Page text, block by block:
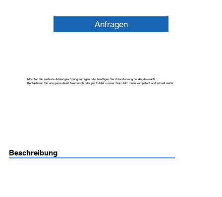
Anfragen
Möchten Sie mehrere Artikel gleichzeitig anfragen oder benötigen Sie Unterstützung bei der Auswahl?
Kontaktieren Sie uns gerne direkt telefonisch oder per E-Mail – unser Team hilft Ihnen kompetent und schnell weiter.
Beschreibung